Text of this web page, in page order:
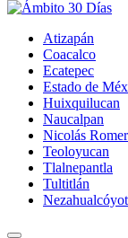
Atizapán
Coacalco
Ecatepec
Estado de
Huixquilucan
Naucalpan
Nicolás
Teoloyucan
Tlalnepantla
Tultitlán